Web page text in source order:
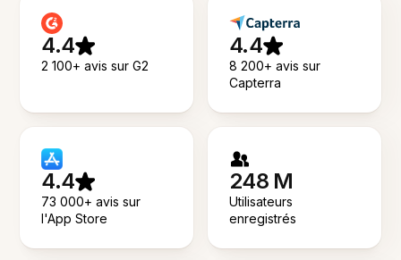
4.4
2 100+ avis sur G2
4.4
8 200+ avis sur
Capterra
4.4
73 000+ avis sur
l'App Store
248 M
Utilisateurs
enregistrés